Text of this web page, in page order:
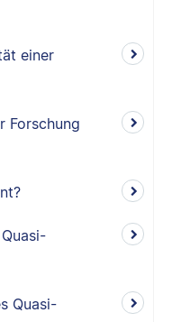
einer
Forschung
Quasi-